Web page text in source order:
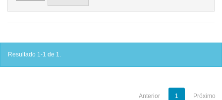
Resultado 1-1 de 1.
Anterior 1 Próximo